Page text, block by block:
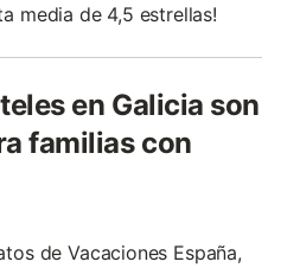
media de 4,5 estrellas!
en Galicia son
familias con
de Vacaciones España,